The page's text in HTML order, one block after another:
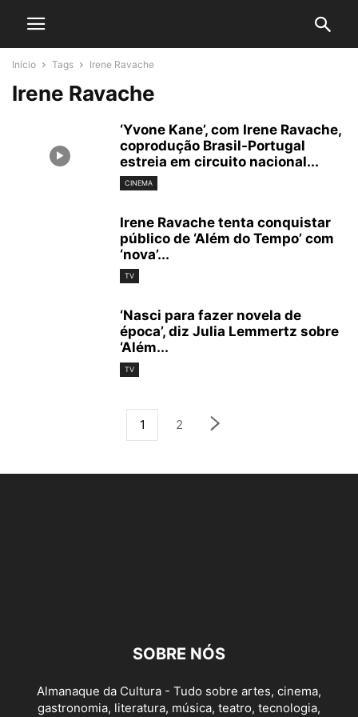
Início Tags Irene Ravache
Irene Ravache
‘Yvone Kane’, com Irene Ravache,
coprodução Brasil-Portugal
estreia em circuito nacional...
CINEMA
Irene Ravache tenta conquistar
público de ‘Além do Tempo’ com
‘nova’...
TV
‘Nasci para fazer novela de
época’, diz Julia Lemmertz sobre
‘Além...
TV
1 2
SOBRE NÓS
Almanaque da Cultura - Tudo sobre artes, cinema,
gastronomia, literatura, música, teatro, tecnologia,